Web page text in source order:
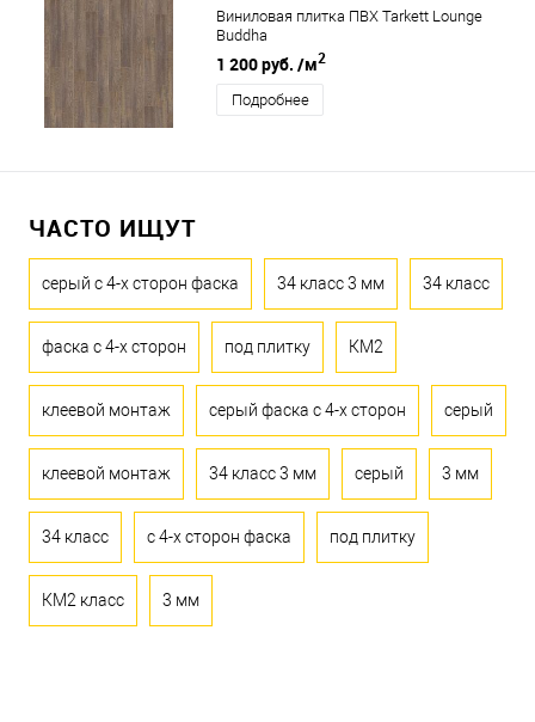
Виниловая плитка ПВХ Tarkett Lounge
Buddha
1 200 руб. /м2
Подробнее
ЧАСТО ИЩУТ
серый с 4-х сторон фаска 34 класс 3 мм 34 класс
фаска с 4-х сторон под плитку КМ2
клеевой монтаж серый фаска с 4-х сторон серый
клеевой монтаж 34 класс 3 мм серый 3 мм
34 класс с 4-х сторон фаска под плитку
КМ2 класс 3 мм